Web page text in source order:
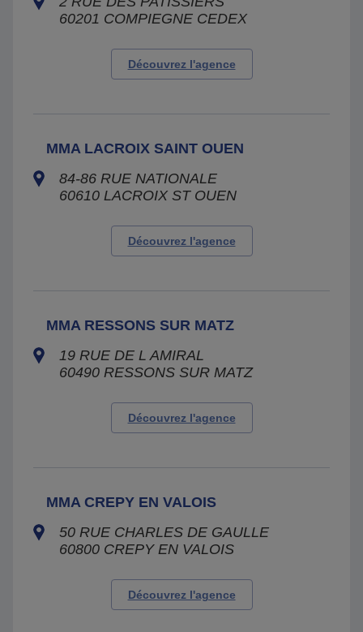
60201 COMPIEGNE CEDEX
Découvrez l'agence
MMA LACROIX SAINT OUEN
84-86 RUE NATIONALE
60610 LACROIX ST OUEN
Découvrez l'agence
MMA RESSONS SUR MATZ
19 RUE DE L AMIRAL
60490 RESSONS SUR MATZ
Découvrez l'agence
MMA CREPY EN VALOIS
50 RUE CHARLES DE GAULLE
60800 CREPY EN VALOIS
Découvrez l'agence